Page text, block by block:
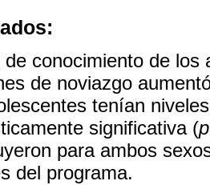
de conocimiento de
de noviazgo
tenían
significativa (p
para ambos
del programa.